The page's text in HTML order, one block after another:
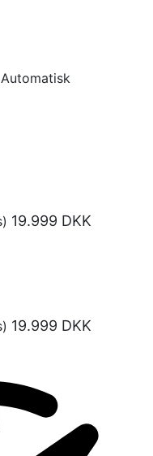
Automatisk
19.999 DKK
19.999 DKK